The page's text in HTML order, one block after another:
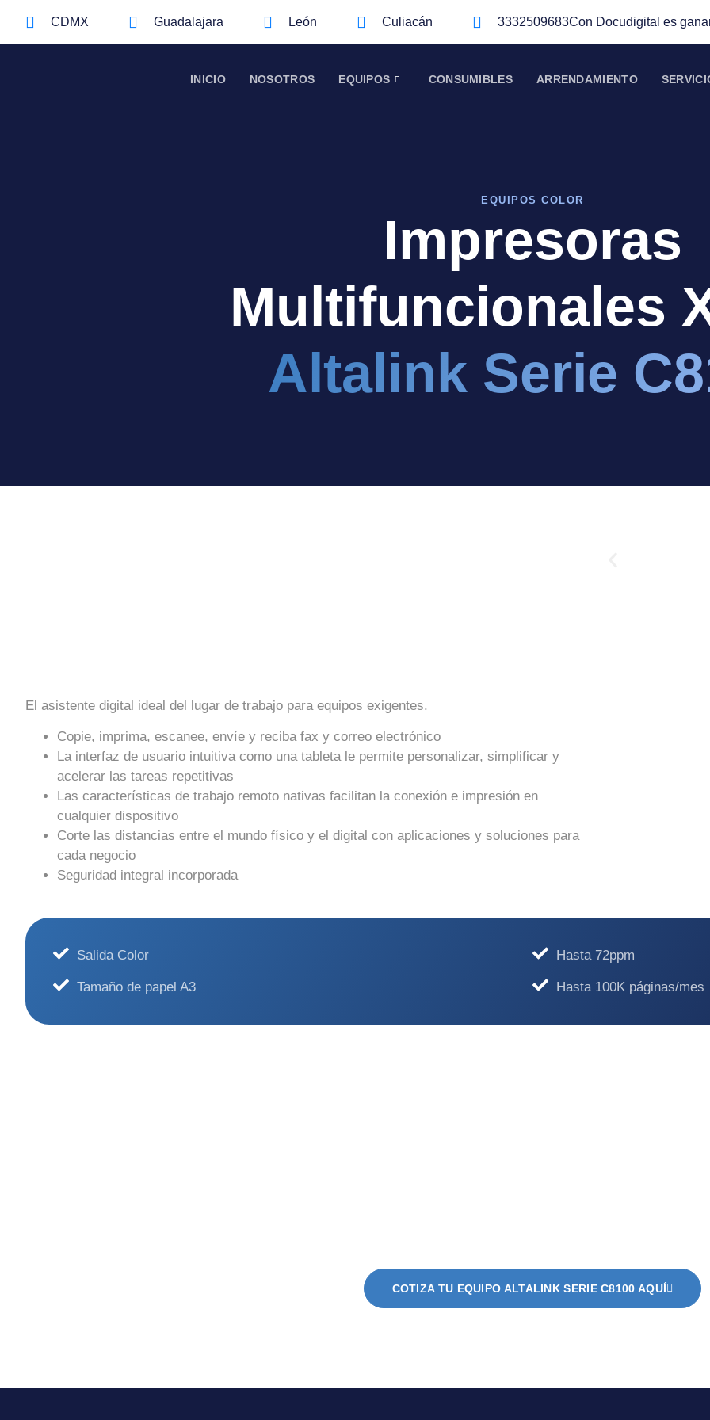
CDMX Guadalajara León Culiacán 3332509683Con Docudigital es
INICIO NOSOTROS EQUIPOS CONSUMIBLES ARRENDAMIENTO
EQUIPOS COLOR
Impresoras
Multifuncionales
Altalink Serie
El asistente digital ideal del lugar de trabajo para equipos exigentes.
Copie, imprima, escanee, envíe y reciba fax y correo electrónico
La interfaz de usuario intuitiva como una tableta le permite personalizar, simplificar y
acelerar las tareas repetitivas
Las características de trabajo remoto nativas facilitan la conexión e impresión en
cualquier dispositivo
Corte las distancias entre el mundo físico y el digital con aplicaciones y soluciones para
cada negocio
Seguridad integral incorporada
Salida Color
Tamaño de papel A3
Hasta 72ppm
Hasta 100K páginas/mes
COTIZA TU EQUIPO ALTALINK SERIE C8100 AQUÍ